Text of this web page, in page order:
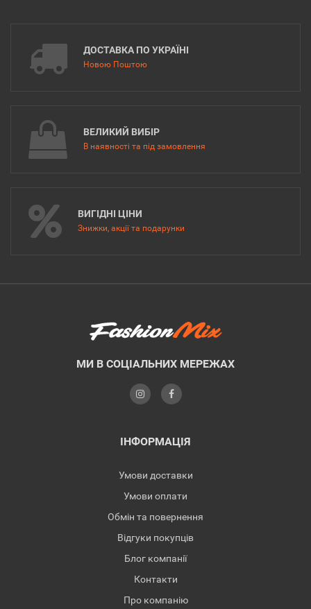
ДОСТАВКА ПО УКРАЇНІ
Новою Поштою
ВЕЛИКИЙ ВИБІР
В наявності та під замовлення
ВИГІДНІ ЦІНИ
Знижки, акції та подарунки
МИ В СОЦІАЛЬНИХ МЕРЕЖАХ
ІНФОРМАЦІЯ
Умови доставки
Умови оплати
Обмін та повернення
Відгуки покупців
Блог компанії
Контакти
Про компанію